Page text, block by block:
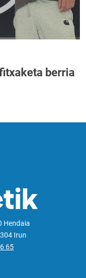
berria
Hendaia
Irun
65